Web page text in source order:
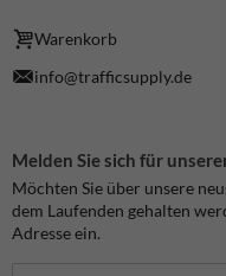
Warenkorb
info@trafficsupply.de
Melden Sie sich für
Möchten Sie über unsere
dem Laufenden gehalten
Adresse ein.